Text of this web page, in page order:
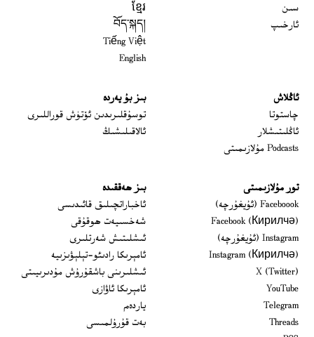
سىن
ئارخىپ
ខ្មែរ
བོད་སྐད།
Tiếng Việt
English
ئاڭلاش
چاستوتا
ئاڭلىتىشلار
Podcasts مۇلازىمىتى
بىز بۇ يەردە
توسۇقلىرىدىن ئۆتۈش قوراللىرى
ئالاقىلىشىڭ
تور مۇلازىمىتى
Faceboook (ئۇيغۇرچە)
Opens in new window
Facebook (Кирилчә)
Opens in new window
Instagram (ئۇيغۇرچە)
Opens in new window
Instagram (Кирилчә)
Opens in new window
X (Twitter)
YouTube
Telegram
Threads
بىز ھەققىدە
ئاخباراتچىلىق قائىدىسى
شەخسىيەت ھوقۇقى
ئىشلىتىش شەرتلىرى
ئامېرىكا رادىئو-تېلېۋىزىيە
ئىشلىرىنى باشقۇرۇش مۇدىرىيىتى
ئامېرىكا ئاۋازى
ياردەم
بەت قۇرۇلمىسى